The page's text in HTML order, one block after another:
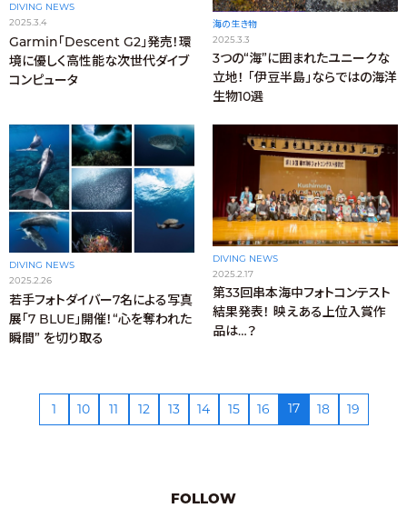
DIVING NEWS
2025.3.4
Garmin「Descent G2」発売！環
境に優しく高性能な次世代ダイブ
コンピュータ
海の生き物
2025.3.3
3つの“海”に囲まれたユニークな
立地！ 「伊豆半島」ならではの海洋
生物10選
DIVING NEWS
2025.2.26
若手フォトダイバー7名による写真
展「7 BLUE」開催！“心を奪われた
瞬間” を切り取る
DIVING NEWS
2025.2.17
第33回串本海中フォトコンテスト
結果発表！ 映えある上位入賞作
品は…？
1 10 11 12 13 14 15 16 17 18 19
FOLLOW